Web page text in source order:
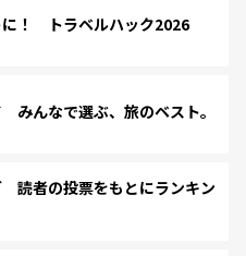
に！ トラベルハック2026
んなで選ぶ、旅のベスト。
読者の投票をもとにランキン